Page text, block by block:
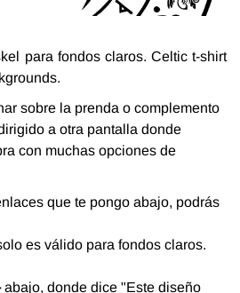
para fondos claros. Celtic t-shirt
sobre la prenda o complemento
a otra pantalla donde
con muchas opciones de
que te pongo abajo, podrás
es válido para fondos claros.
abajo, donde dice "Este diseño